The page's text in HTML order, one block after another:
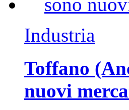
Industria
Toffano
nuovi